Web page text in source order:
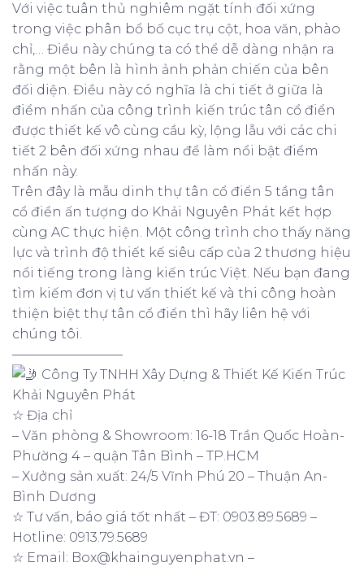
Với việc tuân thủ nghiêm ngặt tính đối xứng
trong việc phân bổ bố cục trụ cột, hoa văn, phào
chỉ,… Điều này chúng ta có thể dễ dàng nhận ra
rằng một bên là hình ảnh phản chiến của bên
đối diện. Điều này có nghĩa là chi tiết ở giữa là
điểm nhấn của công trình kiến trúc tân cổ điển
được thiết kế vô cùng cầu kỳ, lộng lẫu với các chi
tiết 2 bên đối xứng nhau để làm nổi bật điểm
nhấn này.
Trên đây là mẫu dinh thự tân cổ điển 5 tầng tân
cổ điển ấn tượng do Khải Nguyên Phát kết hợp
cùng AC thực hiện. Một công trình cho thấy năng
lực và trình độ thiết kế siêu cấp của 2 thương hiệu
nổi tiếng trong làng kiến trúc Việt. Nếu bạn đang
tìm kiếm đơn vị tư vấn thiết kế và thi công hoàn
thiện biệt thự tân cổ điển thì hãy liên hệ với
chúng tôi.
————————–
Công Ty TNHH Xây Dựng & Thiết Kế Kiến Trúc
Khải Nguyên Phát
☆ Địa chỉ
– Văn phòng & Showroom: 16-18 Trần Quốc Hoàn-
Phường 4 – quận Tân Bình – TP.HCM
– Xưởng sản xuất: 24/5 Vĩnh Phú 20 – Thuận An-
Bình Dương
☆ Tư vấn, báo giá tốt nhất – ĐT: 0903.89.5689 –
Hotline: 0913.79.5689
☆ Email: Box@khainguyenphat.vn –